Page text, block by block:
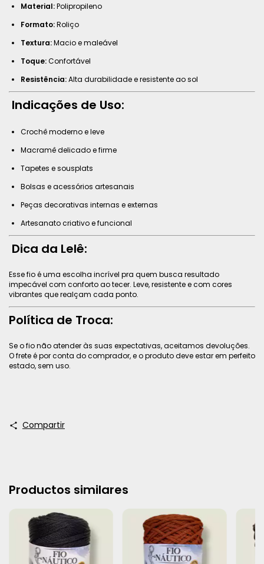
Material:Polipropileno
Formato:Roliço
Textura:Macio e maleável
Toque:Confortável
Resistência:Alta durabilidade e resistente ao sol
Indicações de Uso:
Crochê moderno e leve
Macramê delicado e firme
Tapetes e sousplats
Bolsas e acessórios artesanais
Peças decorativas internas e externas
Artesanato criativo e funcional
Dica da Lelê:
Esse fio é uma escolha incrível pra quem busca resultado
impecável com conforto ao tecer. Leve, resistente e com cores
vibrantes que realçam cada ponto.
Política de Troca:
Se o fio não atender às suas expectativas, aceitamos devoluções.
O frete é por conta do comprador, e o produto deve estar em perfeito
estado, sem uso.
Compartir
Productos similares